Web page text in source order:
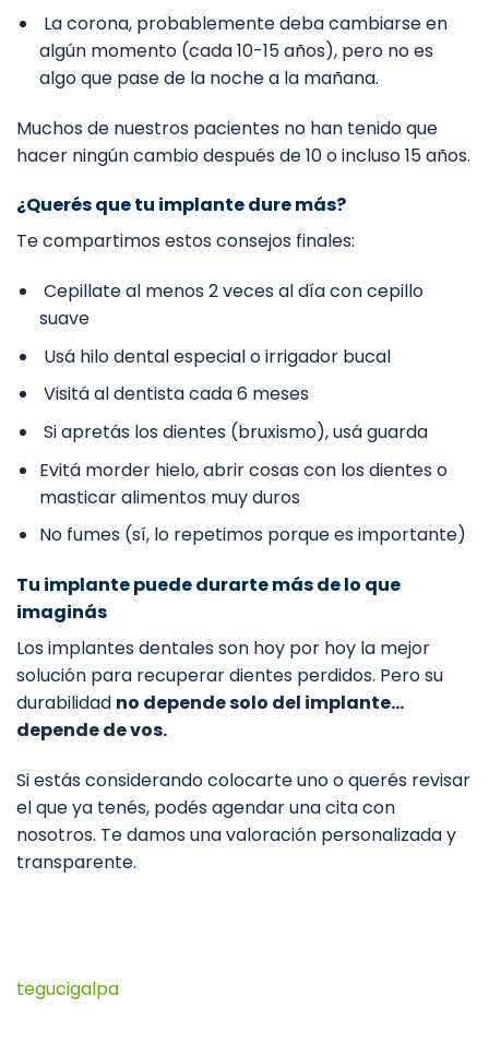
La corona, probablemente deba cambiarse en
algún momento (cada 10-15 años), pero no es
algo que pase de la noche a la mañana.
Muchos de nuestros pacientes no han tenido que
hacer ningún cambio después de 10 o incluso 15 años.
¿Querés que tu implante dure más?
Te compartimos estos consejos finales:
Cepillate al menos 2 veces al día con cepillo
suave
Usá hilo dental especial o irrigador bucal
Visitá al dentista cada 6 meses
Si apretás los dientes (bruxismo), usá guarda
Evitá morder hielo, abrir cosas con los dientes o
masticar alimentos muy duros
No fumes (sí, lo repetimos porque es importante)
Tu implante puede durarte más de lo que
imaginás
Los implantes dentales son hoy por hoy la mejor
solución para recuperar dientes perdidos. Pero su
durabilidad no depende solo del implante…
depende de vos.
Si estás considerando colocarte uno o querés revisar
el que ya tenés, podés agendar una cita con
nosotros. Te damos una valoración personalizada y
transparente.
tegucigalpa